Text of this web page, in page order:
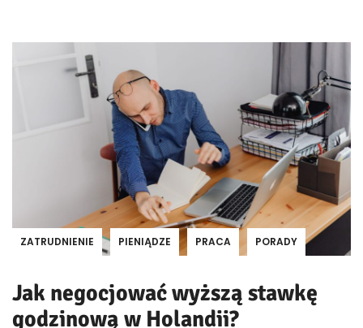
ZATRUDNIENIE PIENIĄDZE PRACA PORADY
Jak negocjować wyższą stawkę
godzinową w Holandii?